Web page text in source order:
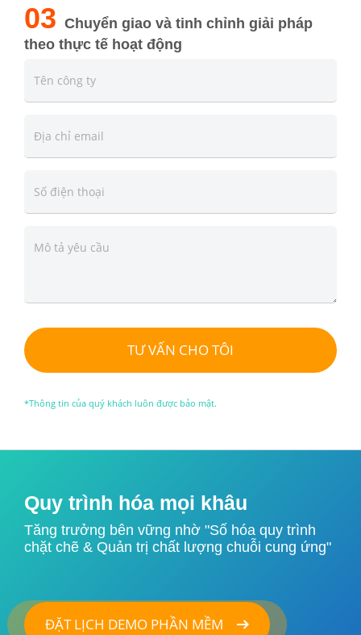
03 Chuyển giao và tinh chỉnh giải pháp
theo thực tế hoạt động
TƯ VẤN CHO TÔI
*Thông tin của quý khách luôn được bảo mật.
Quy trình hóa mọi khâu
Tăng trưởng bên vững nhờ "Số hóa quy trình
chặt chẽ & Quản trị chất lượng chuỗi cung ứng"
ĐẶT LỊCH DEMO PHẦN MỀM